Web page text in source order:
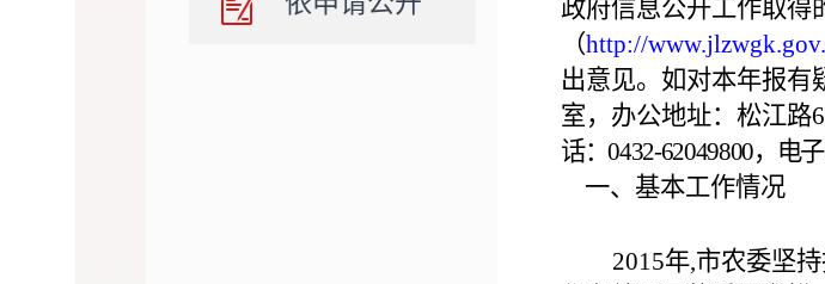
政府信息公开工作取得
（http://
出意见。如对本年报有
室，办公地址：松江路
话：0432-62049800，电
一、基本工作情况
2015年,市农委坚